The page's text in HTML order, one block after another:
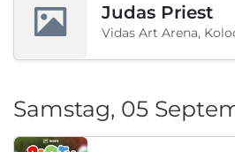
Judas Priest
Samstag, 05